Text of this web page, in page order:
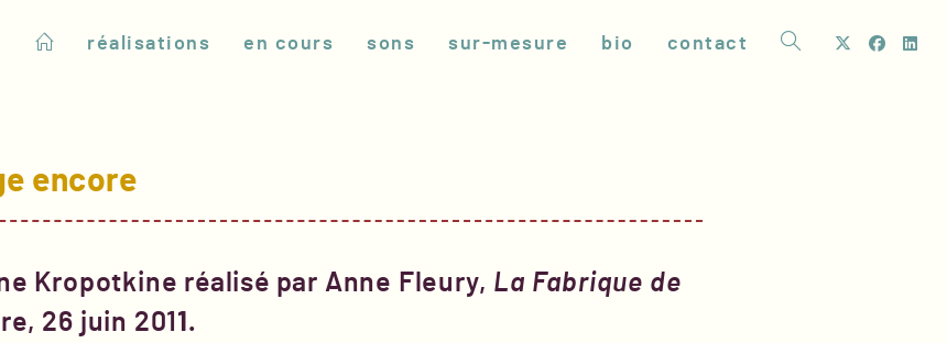
réalisations en cours sons sur-mesure bio contact toggle
encore
Kropotkine réalisé par Anne Fleury, La Fabrique de
26 juin 201 1.